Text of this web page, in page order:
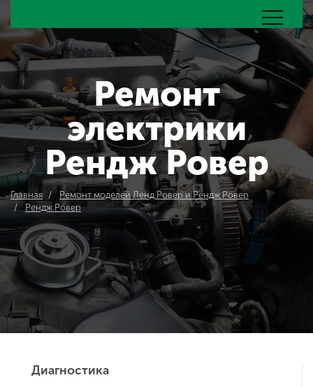
Ремонт
электрики
Рендж Ровер
Главная
Ремонт моделей Ленд Ровер и Рендж Ровер
Рендж Ровер
Диагностика